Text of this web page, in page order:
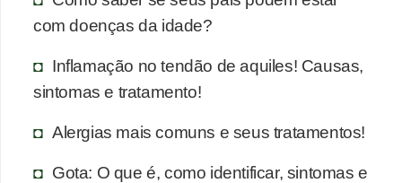
com doenças da idade?
Inflamação no tendão de aquiles! Causas,
sintomas e tratamento!
Alergias mais comuns e seus tratamentos!
Gota: O que é, como identificar, sintomas e